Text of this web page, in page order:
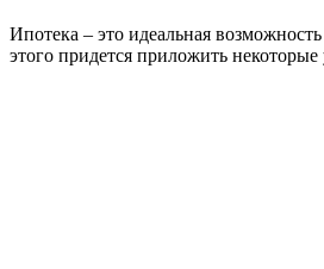
Ипотека – это идеальная
этого придется приложить